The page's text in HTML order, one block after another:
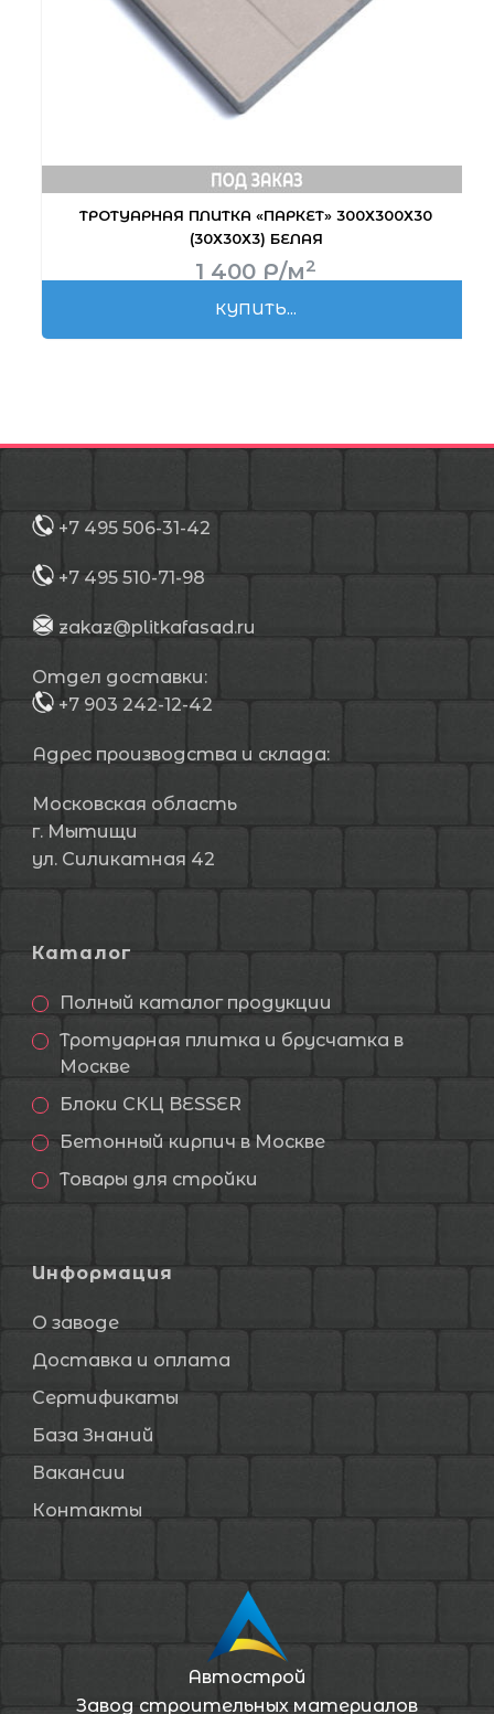
ТРОТУАРНАЯ ПЛИТКА «ПАРКЕТ» 300Х300Х30
(30Х30Х3) БЕЛАЯ
1 400 Р/м2
КУПИТЬ...
+7 495 506-31-42
+7 495 510-71-98
zakaz@plitkafasad.ru
Отдел доставки:
+7 903 242-12-42
Адрес производства и склада:
Московская область
г. Мытищи
ул. Силикатная 42
Каталог
Полный каталог продукции
Тротуарная плитка и брусчатка в
Москве
Блоки СКЦ BESSER
Бетонный кирпич в Москве
Товары для стройки
Информация
О заводе
Доставка и оплата
Сертификаты
База Знаний
Вакансии
Контакты
Автострой
Завод строительных материалов